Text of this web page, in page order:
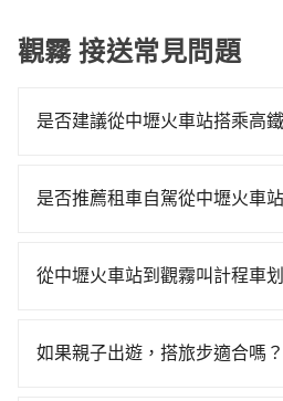
台灣分公
司
觀霧 接送常見問題
是否建議從中壢火車站搭乘高
轉車麻煩！從最早06:49一直到
鐵票、通過閘口、並在月台上等
站、等待車站前排班的計程車
是否推薦租車自駕從中壢火車
時不需要閉目養神（因為要自己
$115~205承租小轎車，每公里
從中壢火車站到觀霧叫計程車
灣大車隊、Uber、Line Taxi、
如果親子出遊，搭旅步適合嗎？